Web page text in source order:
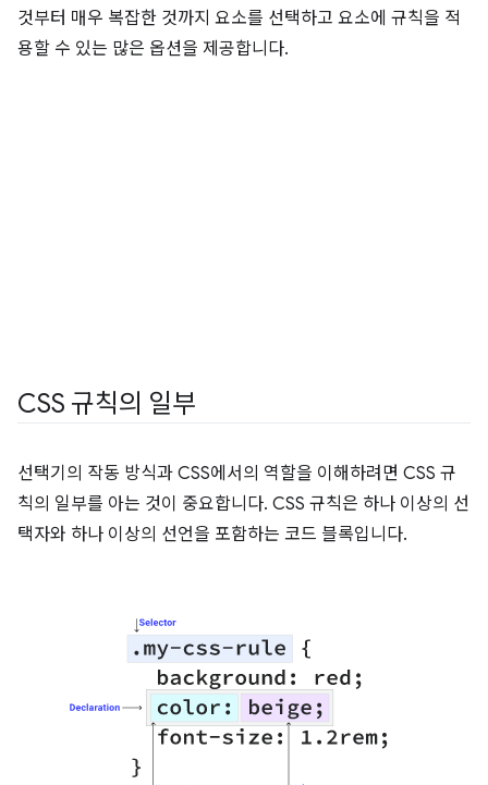
것부터 매우 복잡한 것까지 요소를 선택하고 요소에 규칙을 적
용할 수 있는 많은 옵션을 제공합니다.
CSS 규칙의 일부
선택기의 작동 방식과 CSS에서의 역할을 이해하려면 CSS 규
칙의 일부를 아는 것이 중요합니다. CSS 규칙은 하나 이상의 선
택자와 하나 이상의 선언을 포함하는 코드 블록입니다.